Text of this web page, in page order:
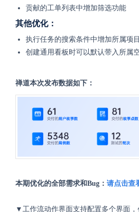
贡献的工单列表中增加筛选功能
其他优化：
执行任务的搜索条件中增加所属项
创建通用看板时可以默认带入所属
禅道本次发布数据如下：
本期优化的全部需求和Bug： 请点击查
▼工作流动作界面支持配置多个界面，